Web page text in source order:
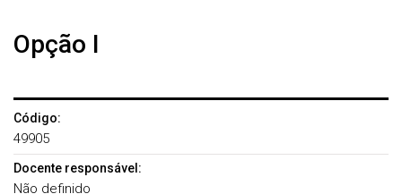
Opção I
Código:
49905
Docente responsável:
Não definido